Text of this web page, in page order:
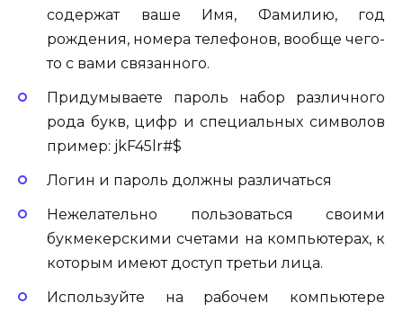
содержат ваше Имя, Фамилию, год
рождения, номера телефонов, вообще чего-
то с вами связанного.
Придумываете пароль набор различного
рода букв, цифр и специальных символов
пример: jkF45lr#$
Логин и пароль должны различаться
Нежелательно пользоваться своими
букмекерскими счетами на компьютерах,к
которым имеют доступ третьи лица.
Используйте на рабочем компьютере